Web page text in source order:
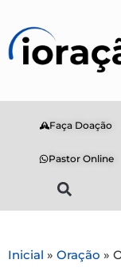
Faça Doação
Pastor Online
Inicial » Oração »